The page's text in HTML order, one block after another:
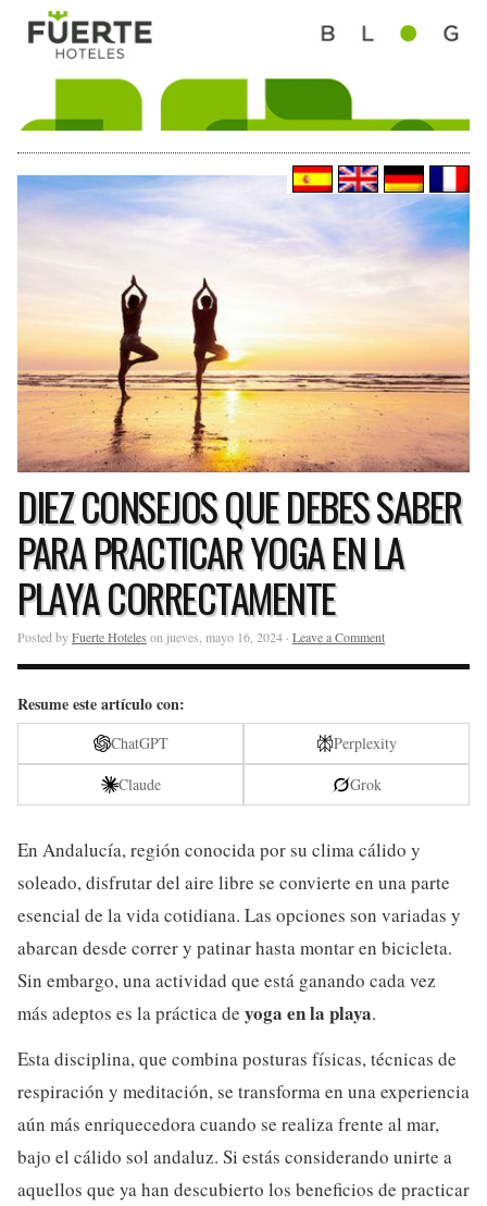
DIEZ CONSEJOS QUE DEBES SABER
PARA PRACTICAR YOGA EN LA
PLAYA CORRECTAMENTE
Posted byFuerte Hoteles on jueves, mayo 16, 2024 · Leave a Comment
Resume este artículo con:
ChatGPT
Perplexity
Claude
Grok
En Andalucía, región conocida por su clima cálido y
soleado, disfrutar del aire libre se convierte en una parte
esencial de la vida cotidiana. Las opciones son variadas y
abarcan desde correr y patinar hasta montar en bicicleta.
Sin embargo, una actividad que está ganando cada vez
más adeptos es la práctica de yoga en la playa.
Esta disciplina, que combina posturas físicas, técnicas de
respiración y meditación, se transforma en una experiencia
aún más enriquecedora cuando se realiza frente al mar,
bajo el cálido sol andaluz. Si estás considerando unirte a
aquellos que ya han descubierto los beneficios de practicar